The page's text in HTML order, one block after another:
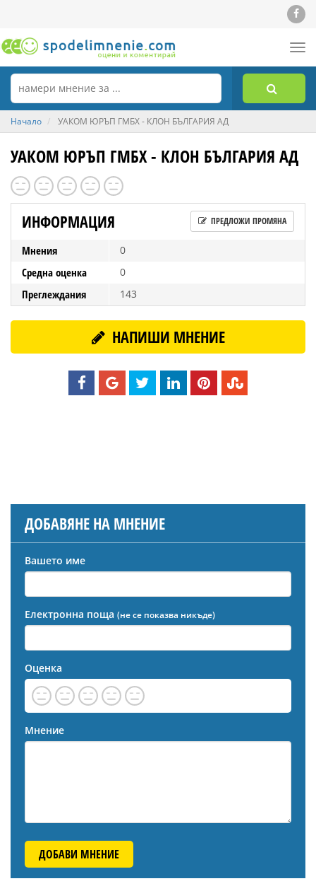
Начало УАКОМ ЮРЪП ГМБХ - КЛОН БЪЛГАРИЯ АД
УАКОМ ЮРЪП ГМБХ - КЛОН БЪЛГАРИЯ АД
ИНФОРМАЦИЯ ПРЕДЛОЖИ ПРОМЯНА
Мнения 0
Средна оценка 0
Преглеждания 143
НАПИШИ МНЕНИЕ
ДОБАВЯНЕ НА МНЕНИЕ
Вашето име
Електронна поща (не се показва никъде)
Оценка
Мнение
ДОБАВИ МНЕНИЕ